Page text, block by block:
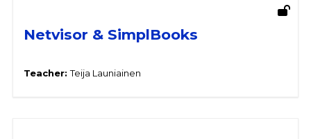
Netvisor & SimplBooks
Teacher:Teija Launiainen